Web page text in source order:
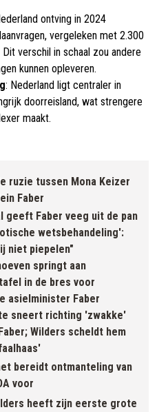
ontving in 2024
vergeleken met 2.300
verschil in schaal zou andere
kunnen opleveren.
: Nederland ligt centraler in
doorreisland, wat strengere
maakt.
ruzie tussen Mona Keizer
Faber
geeft Faber veeg uit de pan
wetsbehandeling':
niet piepelen"
springt aan
in de bres voor
asielminister Faber
sneert richting 'zwakke'
Wilders scheldt hem
bereidt ontmanteling van
voor
heeft zijn eerste grote